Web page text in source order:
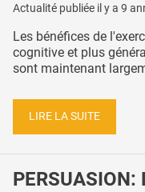
Actualité publiée il y a 9
Les bénéfices de
cognitive et plus
sont maintenant
LIRE LA SUITE